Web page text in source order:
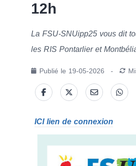
12h
La FSU-SNUipp25 vous dit
les RIS Pontarlier et
Publié le 19-05-2026 -
ICI lien de connexion